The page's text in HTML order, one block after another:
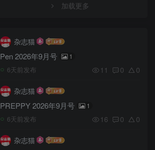
加载更多
杂志猫
Pen 2026年9月号 1
6天前发布 11 0 0
杂志猫
PREPPY 2026年9月号 1
6天前发布 16 0 0
杂志猫